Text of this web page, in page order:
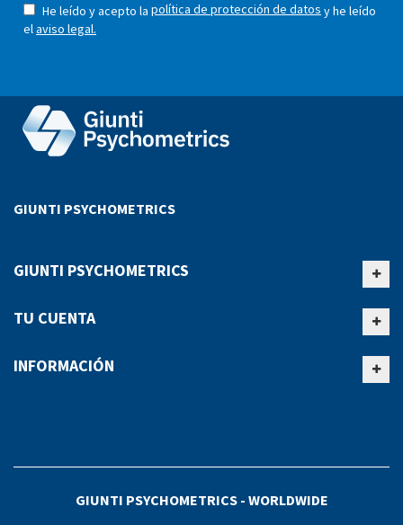
He leído y acepto la política de protección de datos y he leído
elaviso legal.
GIUNTI PSYCHOMETRICS
GIUNTI PSYCHOMETRICS
TU CUENTA
INFORMACIÓN
GIUNTI PSYCHOMETRICS - WORLDWIDE